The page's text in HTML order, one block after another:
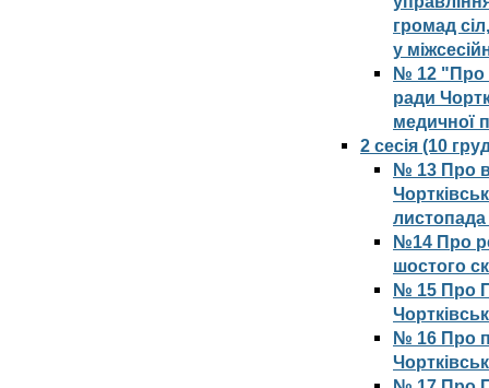
громад
у
№ 12 "Про
ради
медичної
2 сесія (10
№ 13 Про
листопада
№14 Про
шостого
№ 15 Про
№ 16 Про